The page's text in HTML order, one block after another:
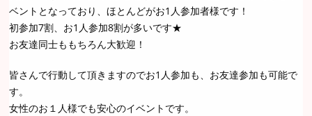
ベントとなっており、ほとんどがお1人参加者様です！
初参加7割、お1人参加8割が多いです★
お友達同士ももちろん大歓迎！
皆さんで行動して頂きますのでお1人参加も、お友達参加も可能で
す。
女性のお１人様でも安心のイベントです。